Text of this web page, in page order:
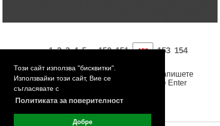
Този сайт използва "бисквитки".
Използвайки този сайт, Вие се
съгласявате с
Политиката за поверителност
Добре
« 1 2 3 4 5 ... 150 151 153 154
259 260 261
За достъп до произволна страница, запишете
номера й в бялото поле и натиснете Enter